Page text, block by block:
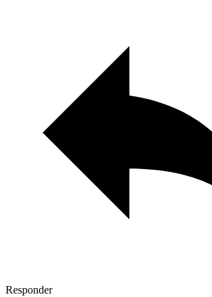
Responder